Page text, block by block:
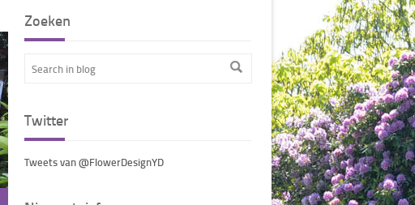
Zoeken
Twitter
Tweets van @FlowerDesignYD